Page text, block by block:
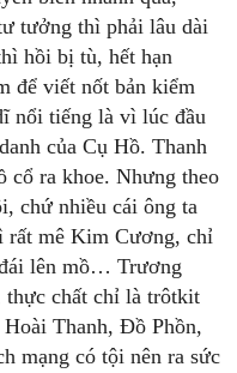
tưởng thì phải lâu dài
hồi bị tù, hết hạn
để viết nốt bản kiểm
nổi tiếng là vì lúc đầu
của Cụ Hồ. Thanh
cổ ra khoe. Nhưng theo
chứ nhiều cái ông ta
rất mê Kim Cương, chỉ
lên mồ… Trương
thực chất chỉ là trôtkit
Thanh, Đồ Phồn,
mạng có tội nên ra sức